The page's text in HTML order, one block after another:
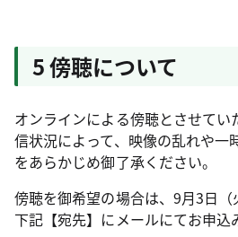
5 傍聴について
オンラインによる傍聴とさせてい
信状況によって、映像の乱れや一
をあらかじめ御了承ください。
傍聴を御希望の場合は、9月3日
下記【宛先】にメールにてお申込